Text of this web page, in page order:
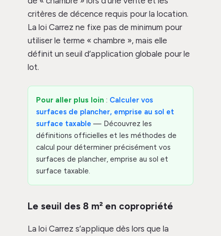
critères de décence requis pour la location.
La loi Carrez ne fixe pas de minimum pour
utiliser le terme « chambre », mais elle
définit un seuil d’application globale pour le
lot.
Pour aller plus loin : Calculer vos
surfaces de plancher, emprise au sol et
surface taxable — Découvrez les
définitions officielles et les méthodes de
calcul pour déterminer précisément vos
surfaces de plancher, emprise au sol et
surface taxable.
Le seuil des 8 m² en copropriété
La loi Carrez s’applique dès lors que la